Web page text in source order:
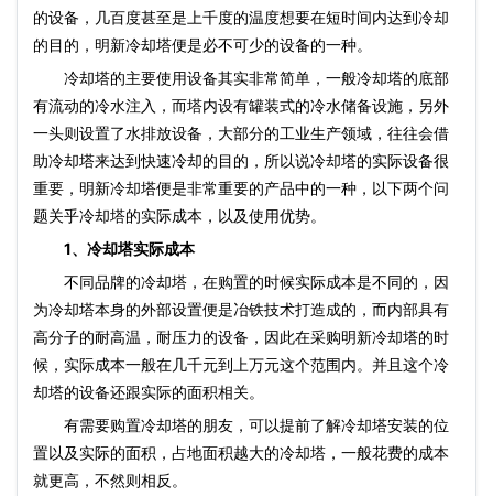
的设备，几百度甚至是上千度的温度想要在短时间内达到冷却
的目的，明新冷却塔便是必不可少的设备的一种。
冷却塔的主要使用设备其实非常简单，一般冷却塔的底部
有流动的冷水注入，而塔内设有罐装式的冷水储备设施，另外
一头则设置了水排放设备，大部分的工业生产领域，往往会借
助冷却塔来达到快速冷却的目的，所以说冷却塔的实际设备很
重要，明新冷却塔便是非常重要的产品中的一种，以下两个问
题关乎冷却塔的实际成本，以及使用优势。
1、冷却塔实际成本
不同品牌的冷却塔，在购置的时候实际成本是不同的，因
为冷却塔本身的外部设置便是冶铁技术打造成的，而内部具有
高分子的耐高温，耐压力的设备，因此在采购明新冷却塔的时
候，实际成本一般在几千元到上万元这个范围内。并且这个冷
却塔的设备还跟实际的面积相关。
有需要购置冷却塔的朋友，可以提前了解冷却塔安装的位
置以及实际的面积，占地面积越大的冷却塔，一般花费的成本
就更高，不然则相反。